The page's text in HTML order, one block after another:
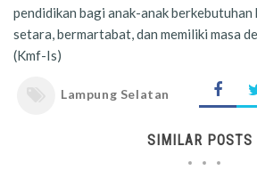
pendidikan bagi anak-anak berkebutuhan
setara, bermartabat, dan memiliki masa
(Kmf-Is)
Lampung Selatan
SIMILAR POSTS